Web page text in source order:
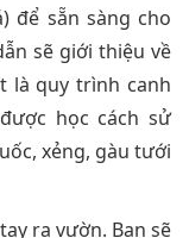
để sẵn sàng cho
sẽ giới thiệu về
là quy trình canh
học cách sử
xẻng, gàu tưới
ra vườn. Bạn sẽ